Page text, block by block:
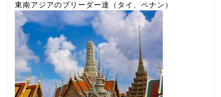
東南アジアのブリーダー達（タイ、ペナン）